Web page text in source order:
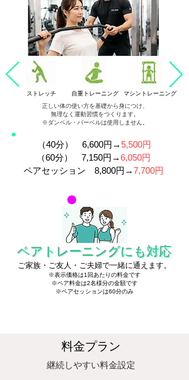
​自重トレーニング ​マシントレーニング
​ストレッチ
正しい体の使い方を基礎から身につけ、
無理なく運動習慣をつくります。
​※ダンベル・バーベルは使用しません。
（40分） 6,600円→ 5,500円
（60分） 7,150円→6,050円
ペアセッション 8,800円→7,700円
​ペアトレーニングにも対応
ご家族・ご友人・ご夫婦で一緒に通えます。
​※表示価格は1回あたりの料金です
​※ペア料金は2名様分の金額です
​※ペアセッションは60分のみ
料金プラン
継続しやすい料金設定